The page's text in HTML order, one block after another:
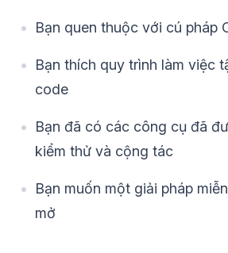
Bạn quen thuộc với cú pháp
Bạn thích quy trình làm việc
code
Bạn đã có các công cụ đã
kiểm thử và cộng tác
Bạn muốn một giải pháp
mở